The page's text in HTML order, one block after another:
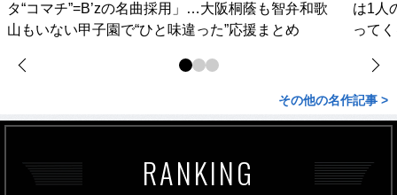
タ“コマチ”=B’zの名曲採用」…大阪桐蔭も智弁和歌
山もいない甲子園で“ひと味違った”応援まとめ
は1人
って
その他の名作記事 >
RANKING